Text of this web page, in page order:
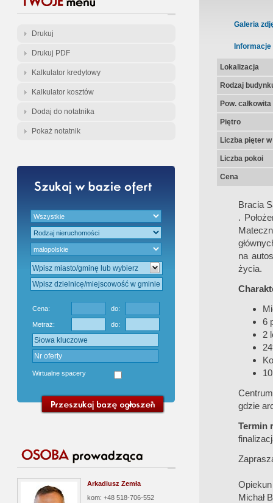
Drukuj
Drukuj PDF
Kalkulator kredytowy
Kalkulator kosztów
Dodaj do notatnika
Pokaż notatnik
Cena: do:
Metraż: do:
Wirtualne spacery
Arkadiusz Zemła
kom: +48 518-706-552
Galeria
Informacje
Lokalizacja
Rodzaj
Pow.
Piętro
Liczba pięter
Liczba pokoi
Cena
Bracia
.
na
życia.
6
2
gdzie
Termin
Michał